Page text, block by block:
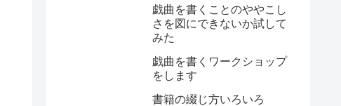
戯曲を書くことのややこし
さを図にできないか試して
みた
戯曲を書くワークショップ
をします
書籍の綴じ方いろいろ